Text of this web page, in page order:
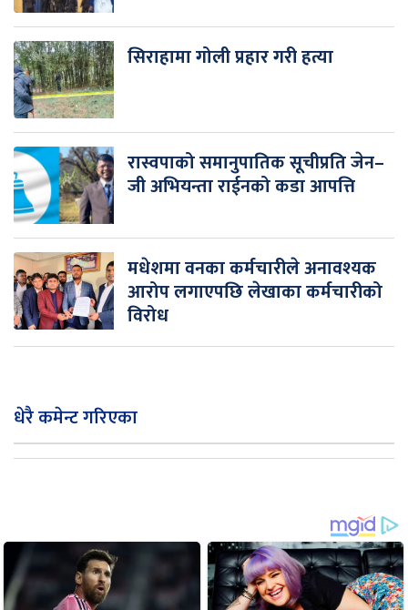
सिराहामा गोली प्रहार गरी हत्या
रास्वपाको समानुपातिक सूचीप्रति जेन–
जी अभियन्ता राईनको कडा आपत्ति
मधेशमा वनका कर्मचारीले अनावश्यक
आरोप लगाएपछि लेखाका कर्मचारीको
विरोध
धेरै कमेन्ट गरिएका